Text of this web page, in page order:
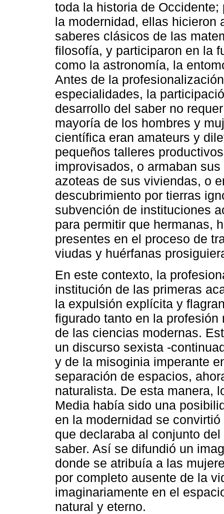
toda la historia de
la modernidad, ellas hicieron
saberes clásicos de las
filosofía, y participaron en la
como la astronomía, la
Antes de la
especialidades, la
desarrollo del saber no
mayoría de los hombres y
científica eran amateurs y
pequeños talleres
improvisados, o armaban
azoteas de sus viviendas, o
descubrimiento por tierras
subvención de instituciones
para permitir que hermanas,
presentes en el proceso de
viudas y huérfanas
En este contexto, la
institución de las primeras
la expulsión explícita y
figurado tanto en la
de las ciencias modernas.
un discurso sexista -
y de la misoginia imperante
separación de espacios,
naturalista. De esta manera,
Media había sido una
en la modernidad se
que declaraba al conjunto
saber. Así se difundió un
donde se atribuía a las
por completo ausente de la
imaginariamente en el
natural y eterno.